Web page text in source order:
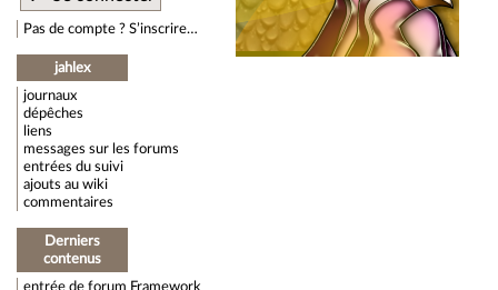
Pas de compte ? S’inscrire…
jahlex
journaux
dépêches
liens
messages sur les forums
entrées du suivi
ajouts au wiki
commentaires
Derniers
contenus
entrée de forum Framework